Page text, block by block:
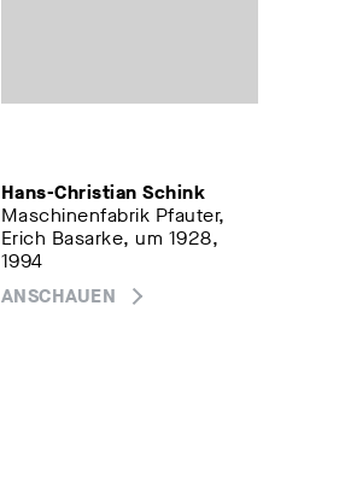
Hans-Christian Schink
Maschinenfabrik Pfauter,
Erich Basarke, um 1928,
1994
ANSCHAUEN